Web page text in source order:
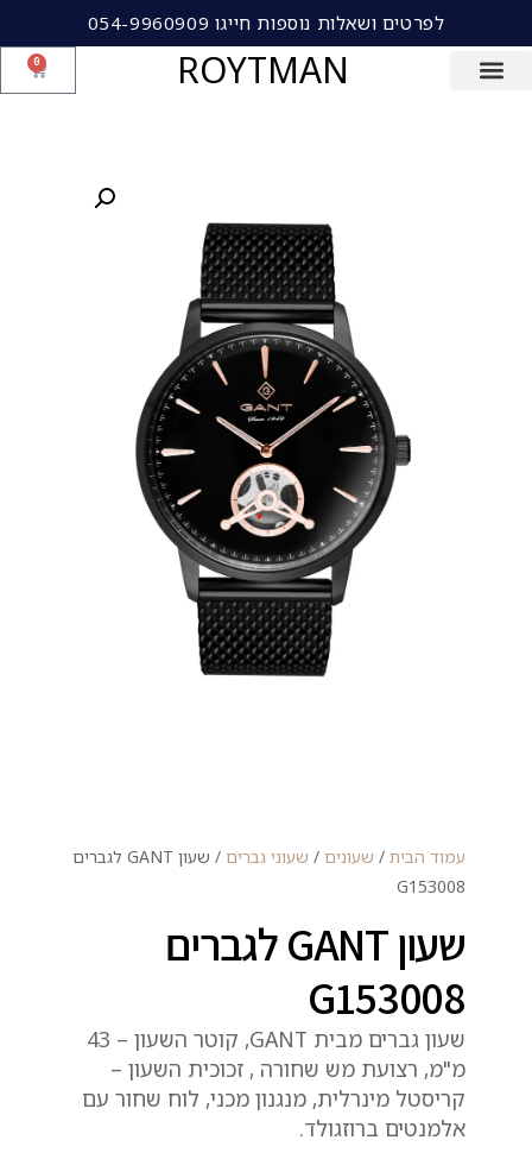
לפרטים ושאלות נוספות חייגו 054-9960909
ROYTMAN
0
עמוד הבית / שעונים / שעוני גברים
/ שעון GANT לגברים
G153008
שעון GANT לגברים
G153008
שעון גברים מבית GANT, קוטר השעון – 43
מ"מ, רצועת מש שחורה , זכוכית השעון –
קריסטל מינרלית, מנגנון מכני, לוח שחור עם
אלמנטים ברוזגולד.